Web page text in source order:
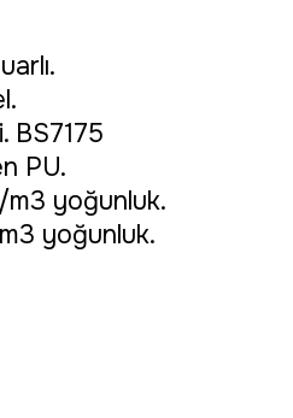
BS7175
PU.
yoğunluk.
yoğunluk.